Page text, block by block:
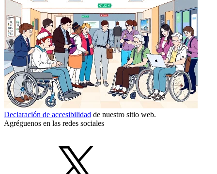
Declaración de accesibilidad de nuestro sitio web.
Agréguenos en las redes sociales